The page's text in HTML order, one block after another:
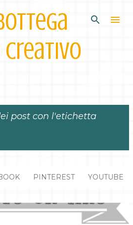
contenuti principali
post con l'etichetta
PINTEREST YOUTUBE